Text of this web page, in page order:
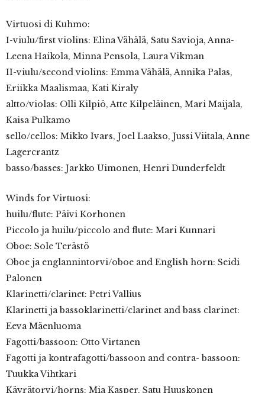
Virtuosi di Kuhmo:
I-viulu/first violins: Elina Vähälä, Satu Savioja, Anna-
Leena Haikola, Minna Pensola, Laura Vikman
II-viulu/second violins: Emma Vähälä, Annika Palas,
Eriikka Maalismaa, Kati Kiraly
altto/violas: Olli Kilpiö, Atte Kilpeläinen, Mari Maijala,
Kaisa Pulkamo
sello/cellos: Mikko Ivars, Joel Laakso, Jussi Viitala, Anne
Lagercrantz
basso/basses: Jarkko Uimonen, Henri Dunderfeldt
Winds for Virtuosi:
huilu/flute: Päivi Korhonen
Piccolo ja huilu/piccolo and flute: Mari Kunnari
Oboe: Sole Terästö
Oboe ja englannintorvi/oboe and English horn: Seidi
Palonen
Klarinetti/clarinet: Petri Vallius
Klarinetti ja bassoklarinetti/clarinet and bass clarinet:
Eeva Mäenluoma
Fagotti/bassoon: Otto Virtanen
Fagotti ja kontrafagotti/bassoon and contra- bassoon:
Tuukka Vihtkari
Käyrätorvi/horns: Mia Kasper, Satu Huuskonen